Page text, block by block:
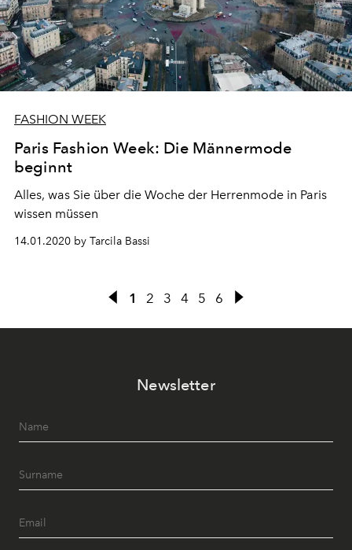
FASHION WEEK
Paris Fashion Week: Die Männermode
beginnt
Alles, was Sie über die Woche der Herrenmode in Paris
wissen müssen
14.01.2020 by Tarcila Bassi
1 2 3 4 5 6
Newsletter